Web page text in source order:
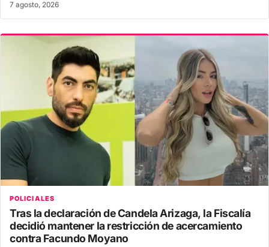
7 agosto, 2026
POLICIALES
Tras la declaración de Candela Arizaga, la Fiscalía
decidió mantener la restricción de acercamiento
contra Facundo Moyano